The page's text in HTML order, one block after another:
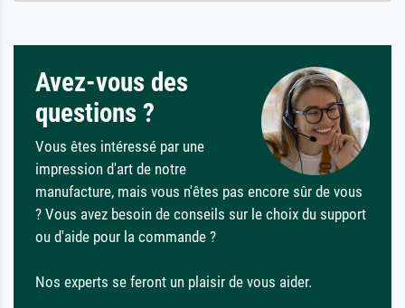
Avez-vous des
questions ?
Vous êtes intéressé par une
impression d'art de notre
manufacture, mais vous n'êtes pas encore sûr de vous
? Vous avez besoin de conseils sur le choix du support
ou d'aide pour la commande ?
Nos experts se feront un plaisir de vous aider.